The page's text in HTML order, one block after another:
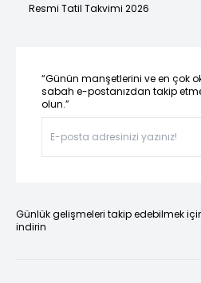
Resmi Tatil Takvimi 2026
“Günün manşetlerini ve en çok
sabah e-postanızdan takip
olun.”
Günlük gelişmeleri takip edebilmek
indirin